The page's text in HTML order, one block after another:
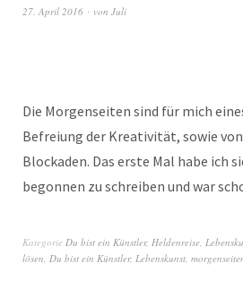
27. April 2016 von Juli
Die Morgenseiten sind für mich
Befreiung der Kreativität, sowie
Blockaden. Das erste Mal habe ich
begonnen zu schreiben und war
Kategorie Du bist ein Künstler, Heldenreise,
lösen, Du bist ein Künstler, Lebenskunst,